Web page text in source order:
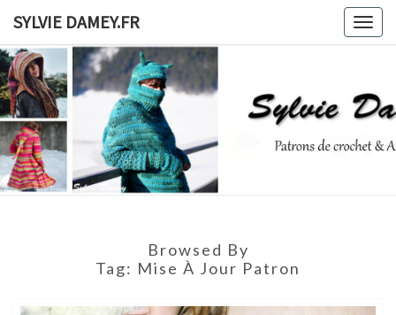
content
SYLVIE DAMEY.FR
SYLVIE
De
Crochet
Ateliers
Browsed By
Tag: Mise À Jour Patron